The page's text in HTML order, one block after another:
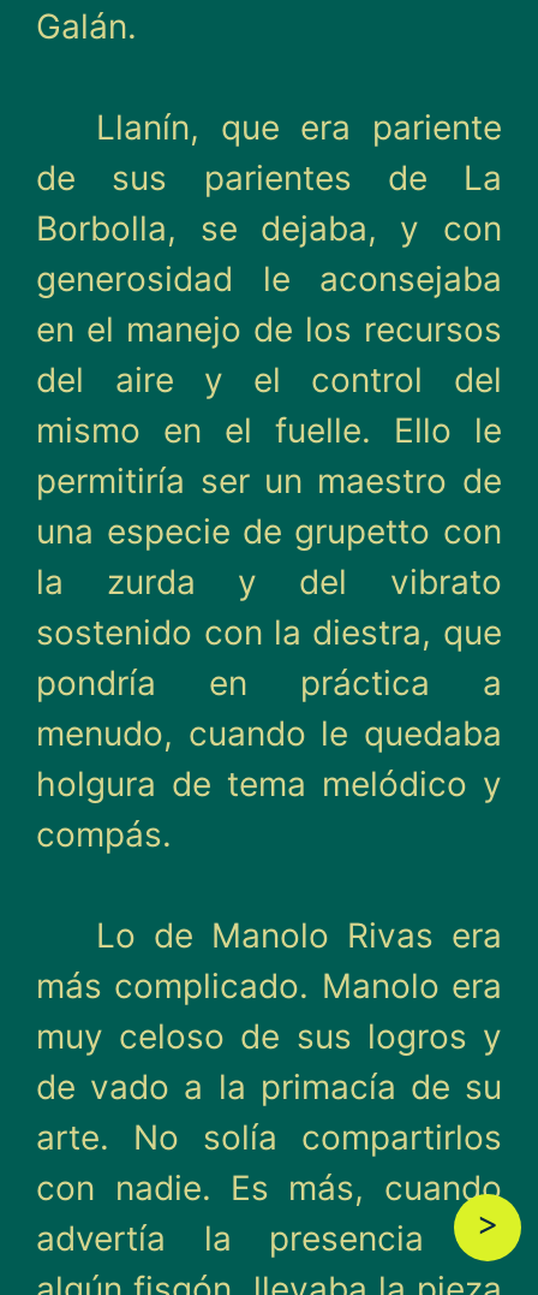
Galán.
Llanín, que era pariente
de sus parientes de La
Borbolla, se dejaba, y con
generosidad le aconsejaba
en el manejo de los recursos
del aire y el con­trol del
mismo en el fuelle. Ello le
permitiría ser un maestro de
una especie de grupetto con
la zurda y del vibrato
sostenido con la dies­tra, que
pondría en práctica a
menudo, cuando le quedaba
holgura de tema melódico y
compás.
Lo de Manolo Rivas era
más complicado. Manolo era
muy celoso de sus logros y
de vado a la primacía de su
arte. No solía compartirlos
con nadie. Es más, cuando
adver­tía la presencia de
>